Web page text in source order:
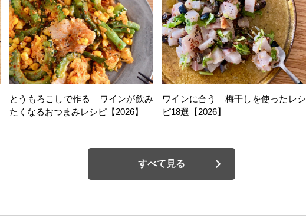
とうもろこしで作る ワインが飲み
たくなるおつまみレシピ【2026】
ワインに合う 梅干しを使ったレシ
ピ18選【2026】
すべて見る